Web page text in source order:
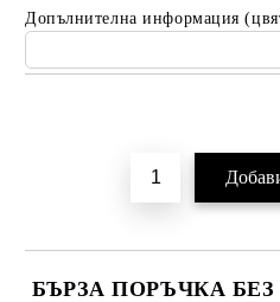
Допълнителна информация
БЪРЗА ПОРЪЧКА